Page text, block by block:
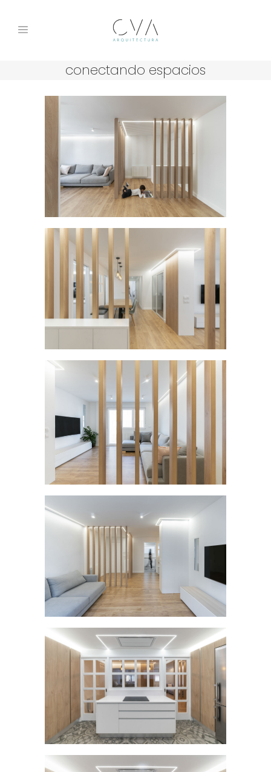
conectando espacios